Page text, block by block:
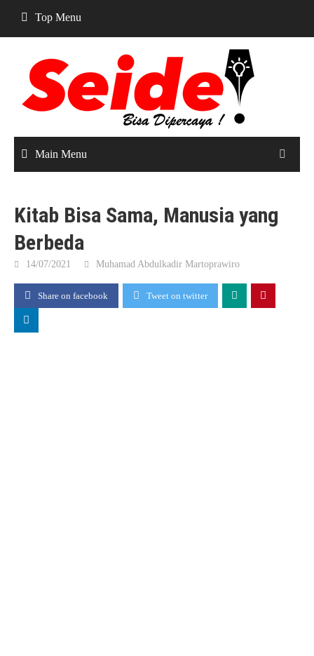
content
Top Menu
Main Menu
Kitab Bisa Sama, Manusia yang
Berbeda
14/07/2021 Muhamad Abdulkadir Martoprawiro
Share on facebook Tweet on twitter